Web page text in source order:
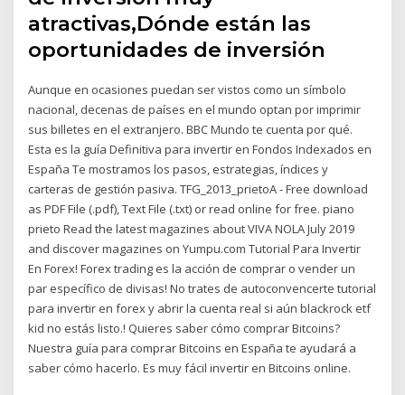
atractivas,Dónde están las
oportunidades de inversión
Aunque en ocasiones puedan ser vistos como un símbolo
nacional, decenas de países en el mundo optan por imprimir
sus billetes en el extranjero. BBC Mundo te cuenta por qué.
Esta es la guía Definitiva para invertir en Fondos Indexados en
España Te mostramos los pasos, estrategias, índices y
carteras de gestión pasiva. TFG_2013_prietoA - Free download
as PDF File (.pdf), Text File (.txt) or read online for free. piano
prieto Read the latest magazines about VIVA NOLA July 2019
and discover magazines on Yumpu.com Tutorial Para Invertir
En Forex! Forex trading es la acción de comprar o vender un
par específico de divisas! No trates de autoconvencerte tutorial
para invertir en forex y abrir la cuenta real si aún blackrock etf
kid no estás listo.! Quieres saber cómo comprar Bitcoins?
Nuestra guía para comprar Bitcoins en España te ayudará a
saber cómo hacerlo. Es muy fácil invertir en Bitcoins online.